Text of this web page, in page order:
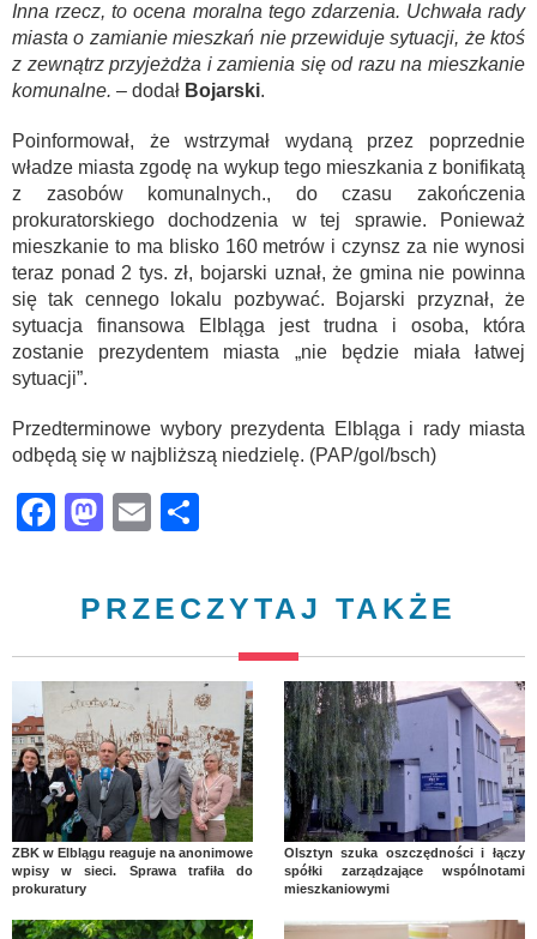
Inna rzecz, to ocena moralna tego zdarzenia. Uchwała rady
miasta o zamianie mieszkań nie przewiduje sytuacji, że ktoś
z zewnątrz przyjeżdża i zamienia się od razu na mieszkanie
komunalne. – dodał Bojarski.
Poinformował, że wstrzymał wydaną przez poprzednie
władze miasta zgodę na wykup tego mieszkania z bonifikatą
z zasobów komunalnych., do czasu zakończenia
prokuratorskiego dochodzenia w tej sprawie. Ponieważ
mieszkanie to ma blisko 160 metrów i czynsz za nie wynosi
teraz ponad 2 tys. zł, bojarski uznał, że gmina nie powinna
się tak cennego lokalu pozbywać. Bojarski przyznał, że
sytuacja finansowa Elbląga jest trudna i osoba, która
zostanie prezydentem miasta „nie będzie miała łatwej
sytuacji”.
Przedterminowe wybory prezydenta Elbląga i rady miasta
odbędą się w najbliższą niedzielę. (PAP/gol/bsch)
Facebook
Mastodon
Email
PRZECZYTAJ TAKŻE
ZBK w Elblągu reaguje na anonimowe
wpisy w sieci. Sprawa trafiła do
prokuratury
Olsztyn szuka oszczędności i łączy
spółki zarządzające wspólnotami
mieszkaniowymi